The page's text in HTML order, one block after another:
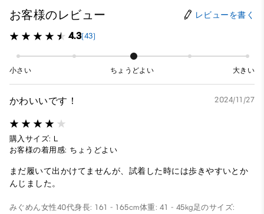
お客様のレビュー レビューを書く
4.3(43)
小さい ちょうどよい 大きい
かわいいです！ 2024/11/27
購入サイズ: L
お客様の着用感: ちょうどよい
まだ履いて出かけてませんが、試着した時には歩きやすいとか
んじました。
みぐめん女性40代身長: 161 - 165cm体重: 41 - 45kg足のサイズ: